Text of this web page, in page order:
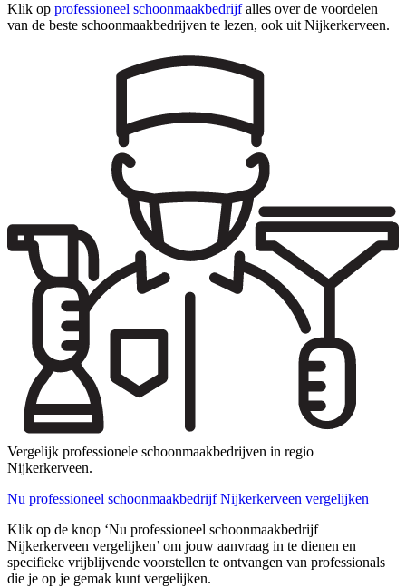
Klik op professioneel schoonmaakbedrijfalles over de voordelen
van de beste schoonmaakbedrijven te lezen, ook uit Nijkerkerveen.
Vergelijk professionele schoonmaakbedrijven in regio
Nijkerkerveen.
Nu professioneel schoonmaakbedrijf Nijkerkerveen vergelijken
Klik op de knop ‘Nu professioneel schoonmaakbedrijf
Nijkerkerveen vergelijken’ om jouw aanvraag in te dienen en
specifieke vrijblijvende voorstellen te ontvangen van professionals
die je op je gemak kunt vergelijken.